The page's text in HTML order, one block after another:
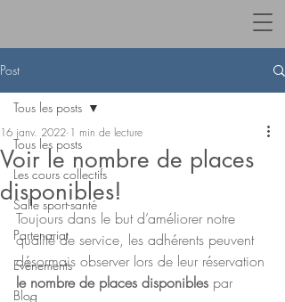
Post
Tous les posts
Les cours collectifs
Salle sport-santé
Partenariat
Evènements
Blog
Tous les posts
Voir le nombre de places
disponibles!
16 janv. 2022 1 min de lecture
Toujours dans le but d’améliorer notre
qualité de service, les adhérents peuvent
désormais observer lors de leur réservation
le nombre de places disponibles par